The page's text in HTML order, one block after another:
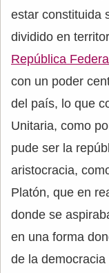
estar constituida
dividido en
República
con un poder
del país, lo que
Unitaria, como
pude ser la
aristocracia,
Platón, que en
donde se
en una forma
de la